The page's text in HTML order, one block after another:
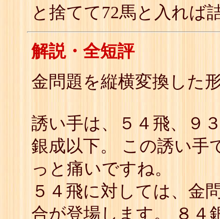
と捨てて72馬と入れば
解説・全短評
金問題を縦横変換した
誘い手は、５４飛、９
銀成以下。 この誘い手
っと痛いですね。
５４飛に対しては、金
合が登場します。 ８４